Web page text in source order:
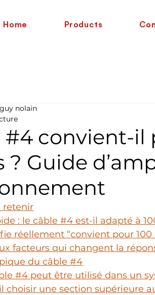
Home Products
#4 convient-il
? Guide
nolain
retenir
: le câble #4 est-il adapté à
réellement “convient pour 100
facteurs qui changent la
du câble #4
#4 peut être utilisé dans un
choisir une section supérieure